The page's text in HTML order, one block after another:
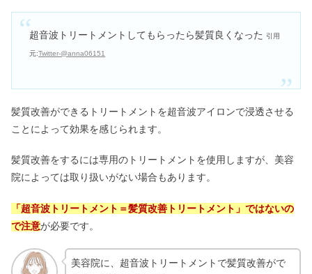
超音波トリートメントしてもらったら髪質良くなった 引用
元:Twitter-@anna06151
髪質改善ができるトリートメントを超音波アイロンで浸透させる
ことによって効果を感じられます。
髪質改善をするには専用のトリートメントを使用しますが、美容
院によっては取り扱いがない場合もあります。
「超音波トリートメント＝髪質改善トリートメント」ではないの
で注意が必要です。
美容院に、超音波トリートメントで髪質改善がで